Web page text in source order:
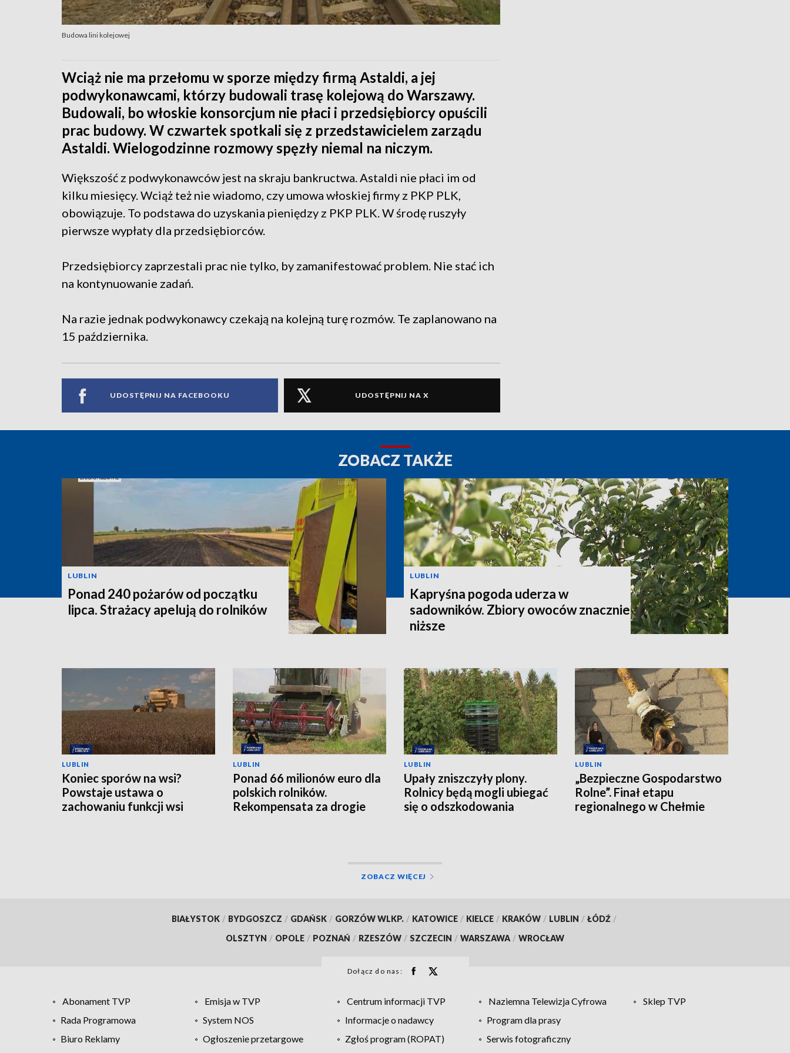
Budowa lini kolejowej
Wciąż nie ma przełomu w sporze między firmą Astaldi, a jej
podwykonawcami, którzy budowali trasę kolejową do Warszawy.
Budowali, bo włoskie konsorcjum nie płaci i przedsiębiorcy opuścili
prac budowy. W czwartek spotkali się z przedstawicielem zarządu
Astaldi. Wielogodzinne rozmowy spęzły niemal na niczym.
Większość z podwykonawców jest na skraju bankructwa. Astaldi nie płaci im od
kilku miesięcy. Wciąż też nie wiadomo, czy umowa włoskiej firmy z PKP PLK,
obowiązuje. To podstawa do uzyskania pieniędzy z PKP PLK. W środę ruszyły
pierwsze wypłaty dla przedsiębiorców.
Przedsiębiorcy zaprzestali prac nie tylko, by zamanifestować problem. Nie stać ich
na kontynuowanie zadań.
Na razie jednak podwykonawcy czekają na kolejną turę rozmów. Te zaplanowano na
15 października.
UDOSTĘPNIJ NA FACEBOOKU UDOSTĘPNIJ NA X
ZOBACZ TAKŻE
LUBLIN
Ponad 240 pożarów od początku
lipca. Strażacy apelują do rolników
LUBLIN
Kapryśna pogoda uderza w
sadowników. Zbiory owoców znacznie
niższe
LUBLIN
Koniec sporów na wsi?
Powstaje ustawa o
zachowaniu funkcji wsi
LUBLIN
Ponad 66 milionów euro dla
polskich rolników.
Rekompensata za drogie
LUBLIN
Upały zniszczyły plony.
Rolnicy będą mogli ubiegać
się o odszkodowania
LUBLIN
„Bezpieczne Gospodarstwo
Rolne”. Finał etapu
regionalnego w Chełmie
ZOBACZ WIĘCEJ
BIAŁYSTOK / BYDGOSZCZ / GDAŃSK / GORZÓW WLKP. / KATOWICE / KIELCE / KRAKÓW / LUBLIN / ŁÓDŹ /
OLSZTYN / OPOLE / POZNAŃ / RZESZÓW / SZCZECIN / WARSZAWA / WROCŁAW
Dołącz do nas:
Abonament TVP Emisja w TVP Centrum informacji TVP Naziemna Telewizja Cyfrowa
Sklep TVP
Rada Programowa
System NOS Informacje o nadawcy
Program dla prasy
Biuro Reklamy
Ogłoszenie przetargowe Zgłoś program (ROPAT)
Serwis fotograficzny